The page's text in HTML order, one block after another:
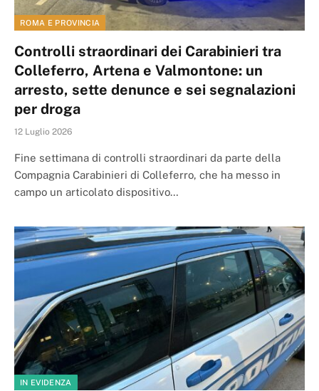
ROMA E PROVINCIA
Controlli straordinari dei Carabinieri tra
Colleferro, Artena e Valmontone: un
arresto, sette denunce e sei segnalazioni
per droga
12 Luglio 2026
Fine settimana di controlli straordinari da parte della
Compagnia Carabinieri di Colleferro, che ha messo in
campo un articolato dispositivo…
IN EVIDENZA